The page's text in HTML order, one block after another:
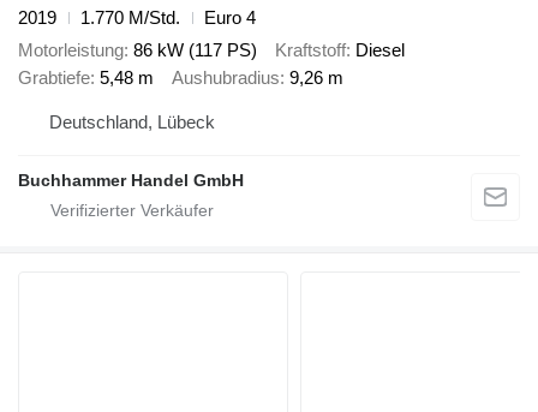
2019
1.770 M/Std.
Euro 4
Motorleistung 86 kW (117 PS) Kraftstoff Diesel
Grabtiefe 5,48 m Aushubradius 9,26 m
Deutschland, Lübeck
Buchhammer Handel GmbH